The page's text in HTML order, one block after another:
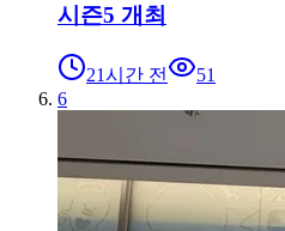
시즌5 개최
21시간 전
51
6